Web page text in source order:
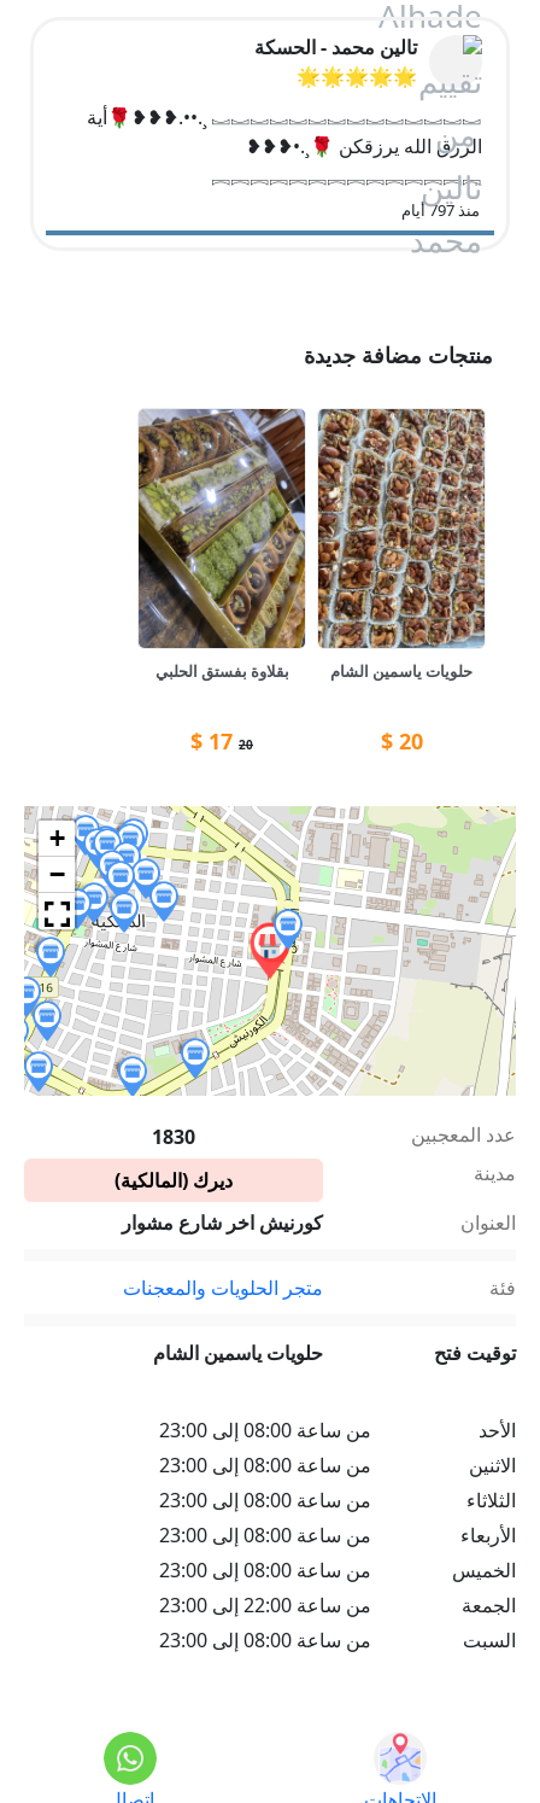
تالين محمد - الحسكة
🌟🌟🌟🌟🌟
︗︗︗︗︗︗︗︗︗︗︗︗︗︗ ¸.••.❥❥❥🌹أية
الرزق الله يرزقكن 🌹¸.•❥❥❥
︘︘︘︘︘︘︘︘︘︘︘︘︘︘
منذ 797 أيام
منتجات مضافة جديدة
حلويات ياسمين الشام
20
$
بقلاوة بفستق الحلبي
20
17
$
+
−
عدد المعجبين
1830
مدينة
ديرك (المالكية)
العنوان
كورنيش اخر شارع مشوار
فئة متجر الحلويات والمعجنات
توقيت فتح حلويات ياسمين الشام
الأحد
من ساعة 08:00 إلى 23:00
الاثنين
من ساعة 08:00 إلى 23:00
الثلاثاء
من ساعة 08:00 إلى 23:00
الأربعاء
من ساعة 08:00 إلى 23:00
الخميس
من ساعة 08:00 إلى 23:00
الجمعة
من ساعة 22:00 إلى 23:00
السبت
من ساعة 08:00 إلى 23:00